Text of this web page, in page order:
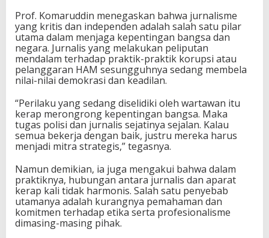
Prof. Komaruddin menegaskan bahwa jurnalisme
yang kritis dan independen adalah salah satu pilar
utama dalam menjaga kepentingan bangsa dan
negara. Jurnalis yang melakukan peliputan
mendalam terhadap praktik-praktik korupsi atau
pelanggaran HAM sesungguhnya sedang membela
nilai-nilai demokrasi dan keadilan.
“Perilaku yang sedang diselidiki oleh wartawan itu
kerap merongrong kepentingan bangsa. Maka
tugas polisi dan jurnalis sejatinya sejalan. Kalau
semua bekerja dengan baik, justru mereka harus
menjadi mitra strategis,” tegasnya.
Namun demikian, ia juga mengakui bahwa dalam
praktiknya, hubungan antara jurnalis dan aparat
kerap kali tidak harmonis. Salah satu penyebab
utamanya adalah kurangnya pemahaman dan
komitmen terhadap etika serta profesionalisme
dimasing-masing pihak.